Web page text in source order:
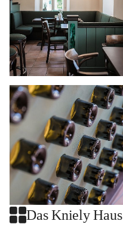
Das Kniely Haus